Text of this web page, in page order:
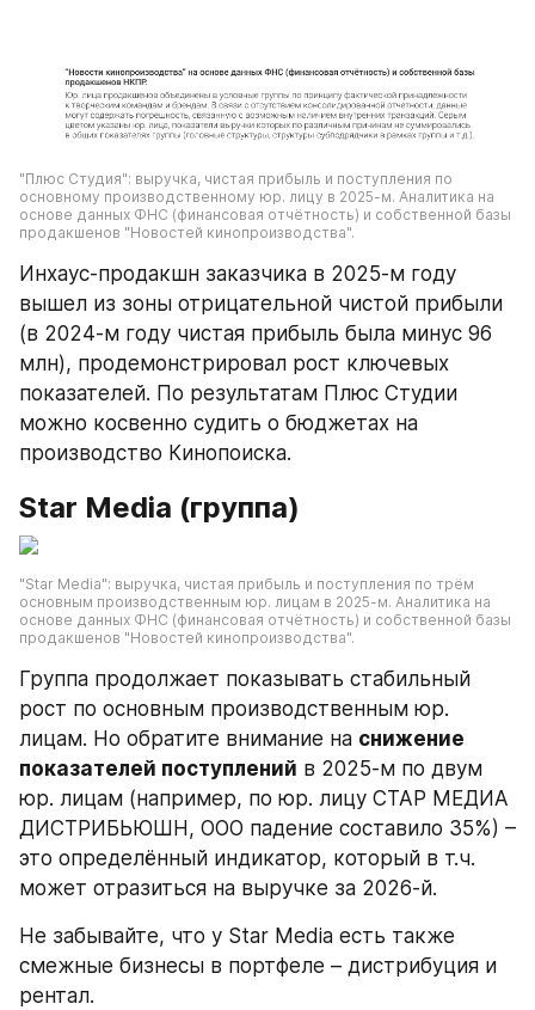
"Плюс Студия": выручка, чистая прибыль и поступления по
основному производственному юр. лицу в 2025-м. Аналитика на
основе данных ФНС (финансовая отчётность) и собственной базы
продакшенов "Новостей кинопроизводства".
Инхаус-продакшн заказчика в 2025-м году
вышел из зоны отрицательной чистой прибыли
(в 2024-м году чистая прибыль была минус 96
млн), продемонстрировал рост ключевых
показателей. По результатам Плюс Студии
можно косвенно судить о бюджетах на
производство Кинопоиска.
Star Media (группа)
"Star Media": выручка, чистая прибыль и поступления по трём
основным производственным юр. лицам в 2025-м. Аналитика на
основе данных ФНС (финансовая отчётность) и собственной базы
продакшенов "Новостей кинопроизводства".
Группа продолжает показывать стабильный
рост по основным производственным юр.
лицам. Но обратите внимание на снижение
показателей поступлений в 2025-м по двум
юр. лицам (например, по юр. лицу СТАР МЕДИА
ДИСТРИБЬЮШН, ООО падение составило 35%) –
это определённый индикатор, который в т.ч.
может отразиться на выручке за 2026-й.
Не забывайте, что у Star Media есть также
смежные бизнесы в портфеле – дистрибуция и
рентал.